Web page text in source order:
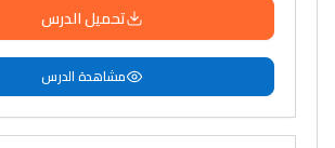
تحميل الدرس
مشاهدة الدرس